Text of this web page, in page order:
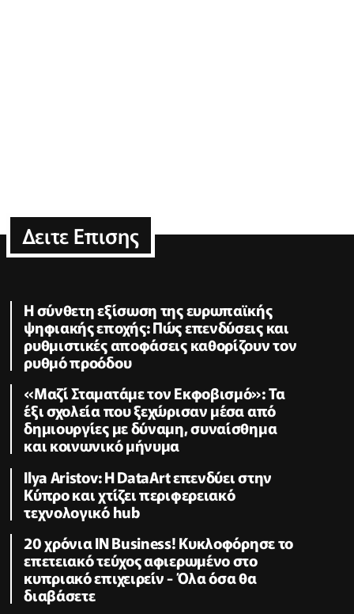
Δειτε Επισης
Η σύνθετη εξίσωση της ευρωπαϊκής
ψηφιακής εποχής: Πώς επενδύσεις και
ρυθμιστικές αποφάσεις καθορίζουν τον
ρυθμό προόδου
«Μαζί Σταματάμε τον Εκφοβισμό»: Τα
έξι σχολεία που ξεχώρισαν μέσα από
δημιουργίες με δύναμη, συναίσθημα
και κοινωνικό μήνυμα
Ilya Aristov: Η DataArt επενδύει στην
Κύπρο και χτίζει περιφερειακό
τεχνολογικό hub
20 χρόνια IN Business! Κυκλοφόρησε το
επετειακό τεύχος αφιερωμένο στο
κυπριακό επιχειρείν - Όλα όσα θα
διαβάσετε